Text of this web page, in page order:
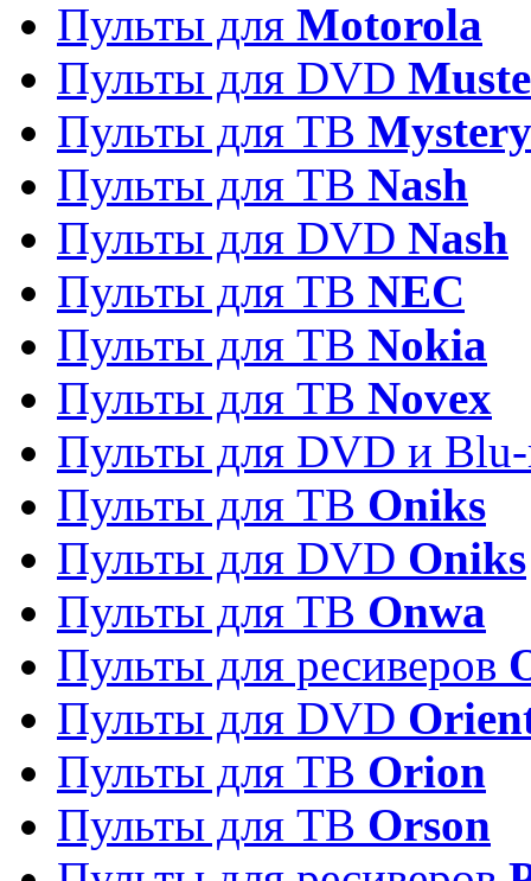
Пульты для Motorola
Пульты для DVD
Пульты для ТВ Mystery
Пульты для ТВ Nash
Пульты для DVD Nash
Пульты для ТВ NEC
Пульты для ТВ Nokia
Пульты для ТВ Novex
Пульты для DVD и
Пульты для ТВ Oniks
Пульты для DVD Oniks
Пульты для ТВ Onwa
Пульты для ресиверов
Пульты для DVD
Пульты для ТВ Orion
Пульты для ТВ Orson